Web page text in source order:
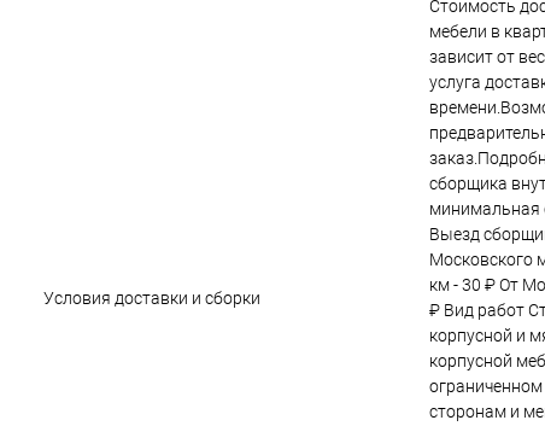
Условия доставки и сборки
Стоимость
мебели в
зависит от
услуга
сборщика
минимальная
Выезд
Московского
км - 30 ₽ От
₽ Вид работ
корпусной и
корпусной
сторонам и